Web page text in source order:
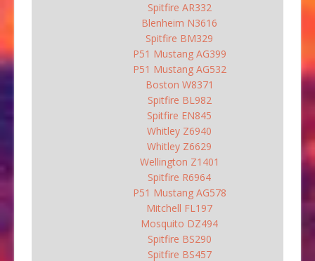
Spitfire AR332
Blenheim N3616
Spitfire BM329
P51 Mustang AG399
P51 Mustang AG532
Boston W8371
Spitfire BL982
Spitfire EN845
Whitley Z6940
Whitley Z6629
Wellington Z1401
Spitfire R6964
P51 Mustang AG578
Mitchell FL197
Mosquito DZ494
Spitfire BS290
Spitfire BS457